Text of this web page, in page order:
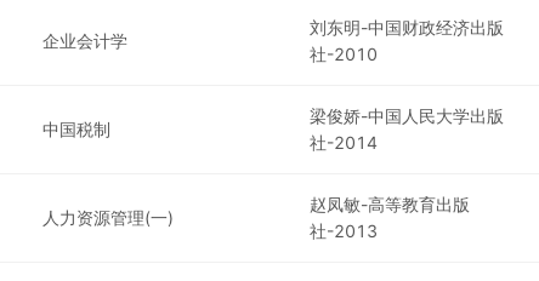
企业会计学
刘东明-中国财政经济出版
社-2010
中国税制
梁俊娇-中国人民大学出版
社-2014
人力资源管理(一)
赵凤敏-高等教育出版
社-2013